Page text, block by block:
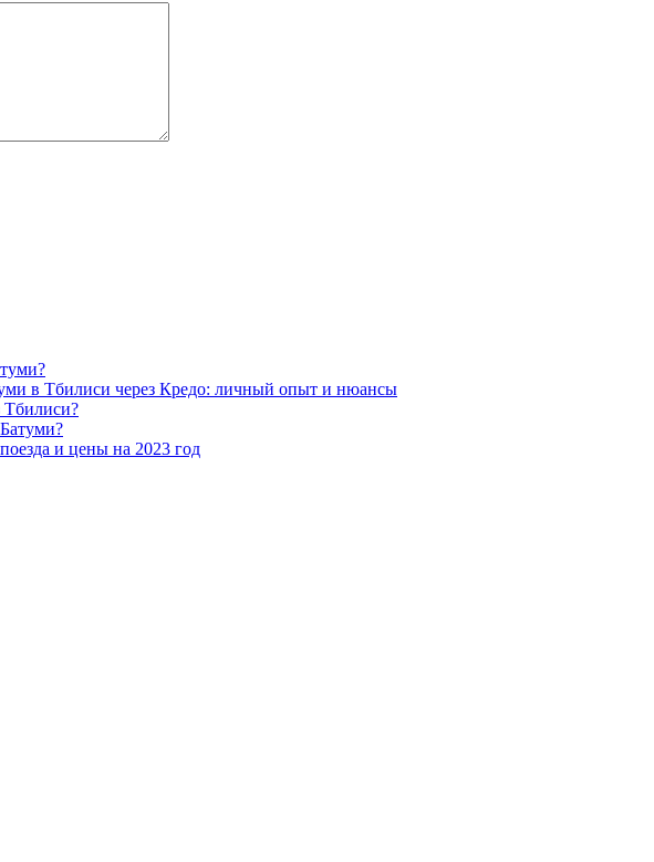
в Тбилиси через Кредо: личный опыт и нюансы
Тбилиси?
и цены на 2023 год